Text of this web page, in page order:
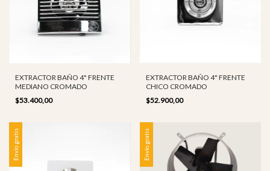
EXTRACTOR BAÑO 4" FRENTE
MEDIANO CROMADO
$53.400,00
EXTRACTOR BAÑO 4" FRENTE
CHICO CROMADO
$52.900,00
Envío gratis Envío gratis